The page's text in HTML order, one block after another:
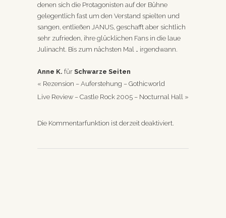
denen sich die Protagonisten auf der Bühne
gelegentlich fast um den Verstand spielten und
sangen, entließen JANUS, geschafft aber sichtlich
sehr zufrieden, ihre glücklichen Fans in die laue
Julinacht. Bis zum nächsten Mal … irgendwann.
Anne K. für Schwarze Seiten
« Rezension – Auferstehung – Gothicworld
Live Review – Castle Rock 2005 – Nocturnal Hall »
Die Kommentarfunktion ist derzeit deaktiviert.